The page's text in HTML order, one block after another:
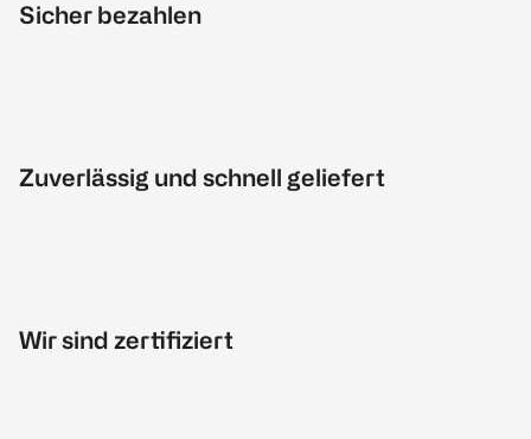
Sicher bezahlen
Zuverlässig und schnell geliefert
Wir sind zertifiziert